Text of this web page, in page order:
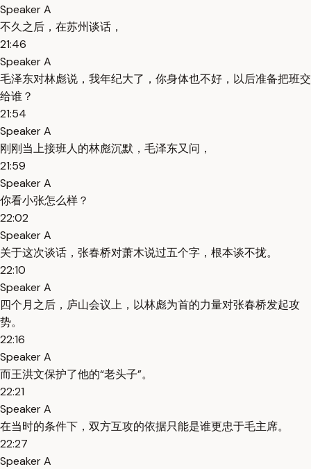
Speaker A
不久之后，在苏州谈话，
21:46
Speaker A
毛泽东对林彪说，我年纪大了，你身体也不好，以后准备把班交
给谁？
21:54
Speaker A
刚刚当上接班人的林彪沉默，毛泽东又问，
21:59
Speaker A
你看小张怎么样？
22:02
Speaker A
关于这次谈话，张春桥对萧木说过五个字，根本谈不拢。
22:10
Speaker A
四个月之后，庐山会议上，以林彪为首的力量对张春桥发起攻
势。
22:16
Speaker A
而王洪文保护了他的“老头子”。
22:21
Speaker A
在当时的条件下，双方互攻的依据只能是谁更忠于毛主席。
22:27
Speaker A